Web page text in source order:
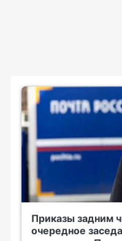
Приказы задним
очередное